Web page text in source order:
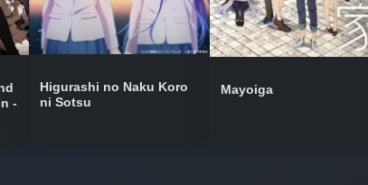
-
Higurashi no Naku Koro
ni Sotsu
Mayoiga